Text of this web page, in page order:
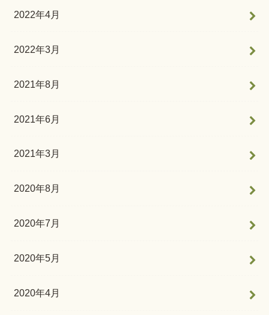
2022年4月
2022年3月
2021年8月
2021年6月
2021年3月
2020年8月
2020年7月
2020年5月
2020年4月